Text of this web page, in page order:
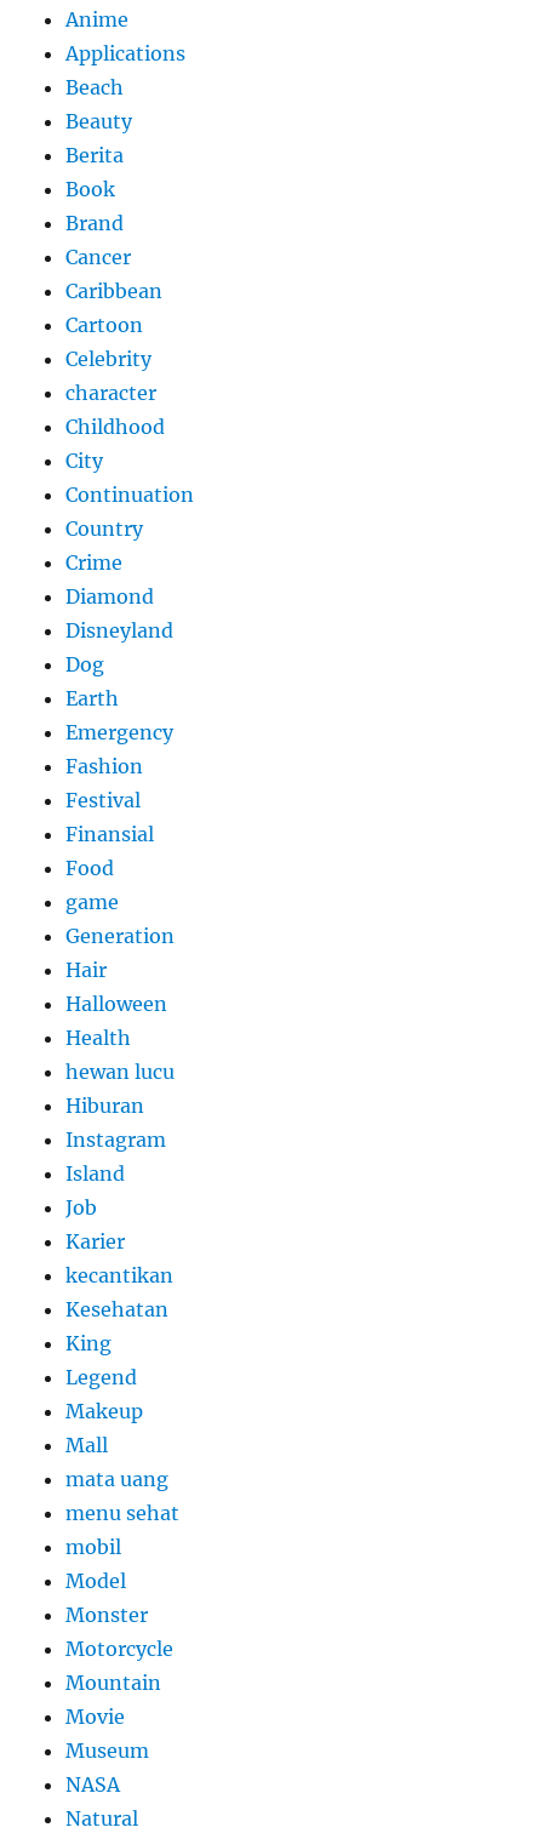
Anime
Applications
Beach
Beauty
Berita
Book
Brand
Cancer
Caribbean
Cartoon
Celebrity
character
Childhood
City
Continuation
Country
Crime
Diamond
Disneyland
Dog
Earth
Emergency
Fashion
Festival
Finansial
Food
game
Generation
Hair
Halloween
Health
hewan lucu
Hiburan
Instagram
Island
Job
Karier
kecantikan
Kesehatan
King
Legend
Makeup
Mall
mata uang
menu sehat
mobil
Model
Monster
Motorcycle
Mountain
Movie
Museum
NASA
Natural